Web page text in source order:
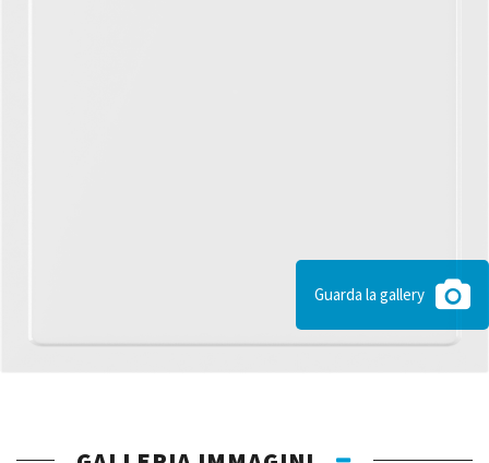
Guarda la gallery